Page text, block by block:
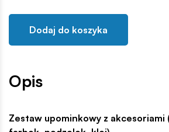
Dodaj do koszyka
Opis
Zestaw upominkowy z